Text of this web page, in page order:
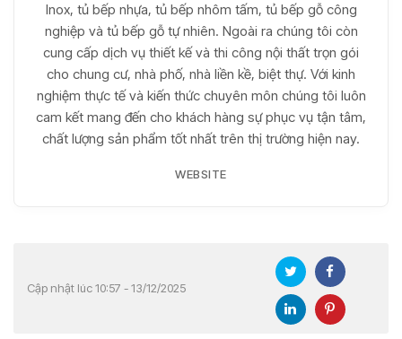
Inox, tủ bếp nhựa, tủ bếp nhôm tấm, tủ bếp gỗ công
nghiệp và tủ bếp gỗ tự nhiên. Ngoài ra chúng tôi còn
cung cấp dịch vụ thiết kế và thi công nội thất trọn gói
cho chung cư, nhà phố, nhà liền kề, biệt thự. Với kinh
nghiệm thực tế và kiến thức chuyên môn chúng tôi luôn
cam kết mang đến cho khách hàng sự phục vụ tận tâm,
chất lượng sản phẩm tốt nhất trên thị trường hiện nay.
WEBSITE
Cập nhật lúc 10:57 - 13/12/2025